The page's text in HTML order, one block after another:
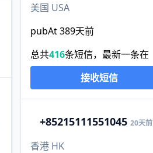
美国 USA
pubAt 389天前
总共416条短信，最新一条在
接收短信
+85215111551045 20天前
香港 HK